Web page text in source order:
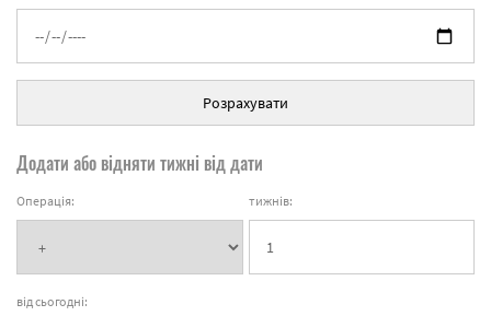
Розрахувати
Додати або відняти тижні від дати
Операція: тижнів:
від сьогодні: